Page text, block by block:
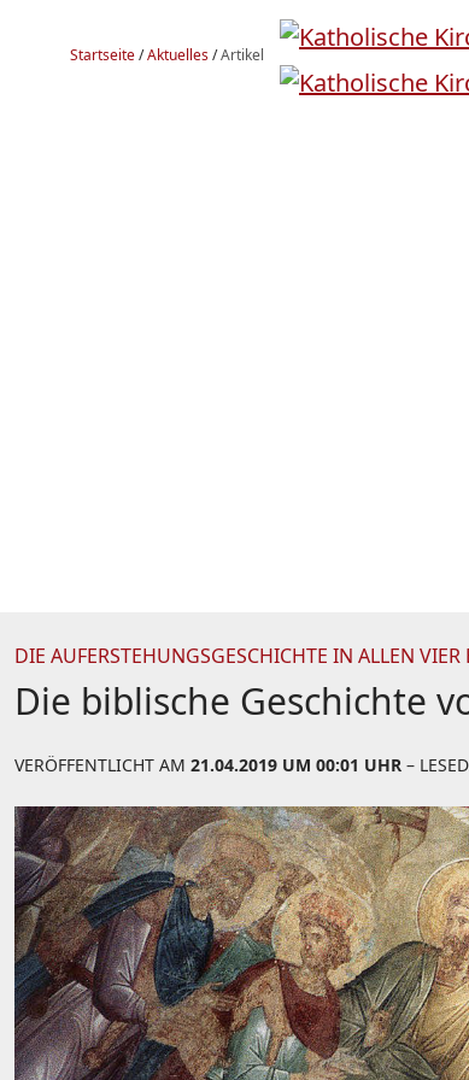
Startseite/Aktuelles/Artikel
DIE AUFERSTEHUNGSGESCHICHTE IN ALLEN VIER
Die biblische Geschichte
VERÖFFENTLICHT AM 21.04.2019 UM 00:01 UHR –